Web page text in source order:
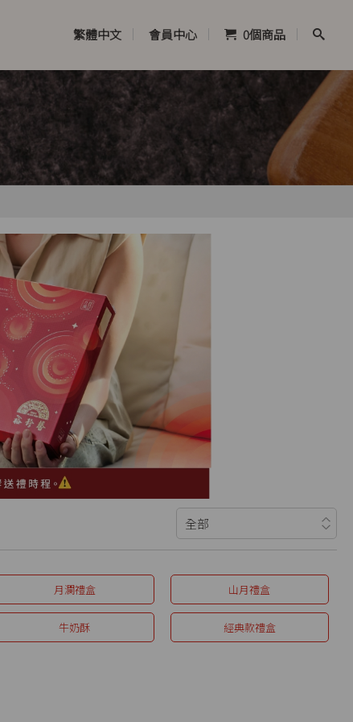
繁體中文 會員中心 0個商品
月瀾禮盒 山月禮盒
牛奶酥 經典款禮盒